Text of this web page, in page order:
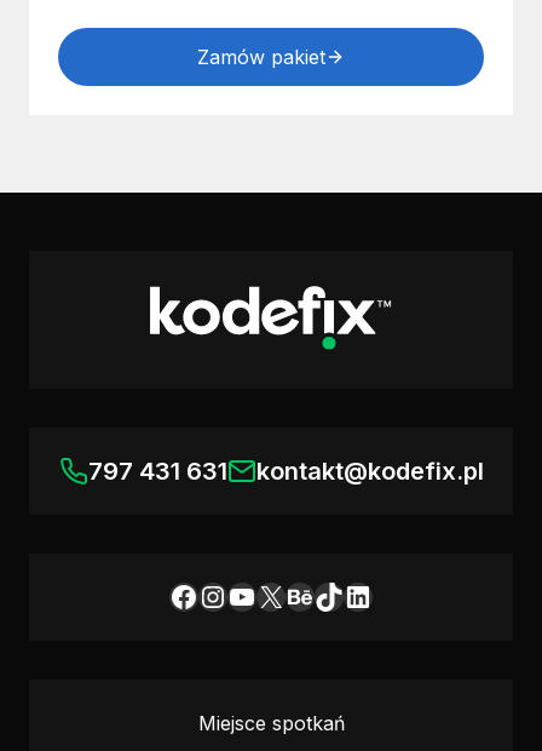
Zamów pakiet
797 431 631 kontakt@kodefix.pl
Facebook
Instagram
YouTube
X Behance
TikTok
LinkedIn
Miejsce spotkań